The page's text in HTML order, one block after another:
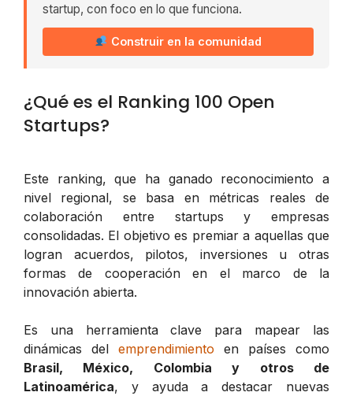
startup, con foco en lo que funciona.
Construir en la comunidad
¿Qué es el Ranking 100 Open
Startups?
Este ranking, que ha ganado reconocimiento a
nivel regional, se basa en métricas reales de
colaboración entre startups y empresas
consolidadas. El objetivo es premiar a aquellas que
logran acuerdos, pilotos, inversiones u otras
formas de cooperación en el marco de la
innovación abierta.
Es una herramienta clave para mapear las
dinámicas del emprendimiento en países como
Brasil, México, Colombia y otros de
Latinoamérica, y ayuda a destacar nuevas